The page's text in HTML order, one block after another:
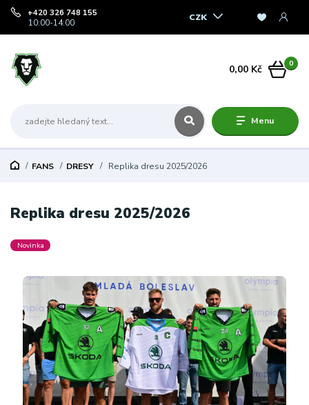
Menu
CZK
+420 326 748 155
10:00-14:00
0
0,00 Kč
FANS DRESY Replika dresu 2025/2026
Replika dresu 2025/2026
Novinka